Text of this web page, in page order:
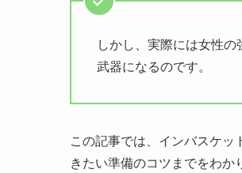
しかし、実際には女性
武器になるのです。
この記事では、インバスケ
きたい準備のコツまでをわか